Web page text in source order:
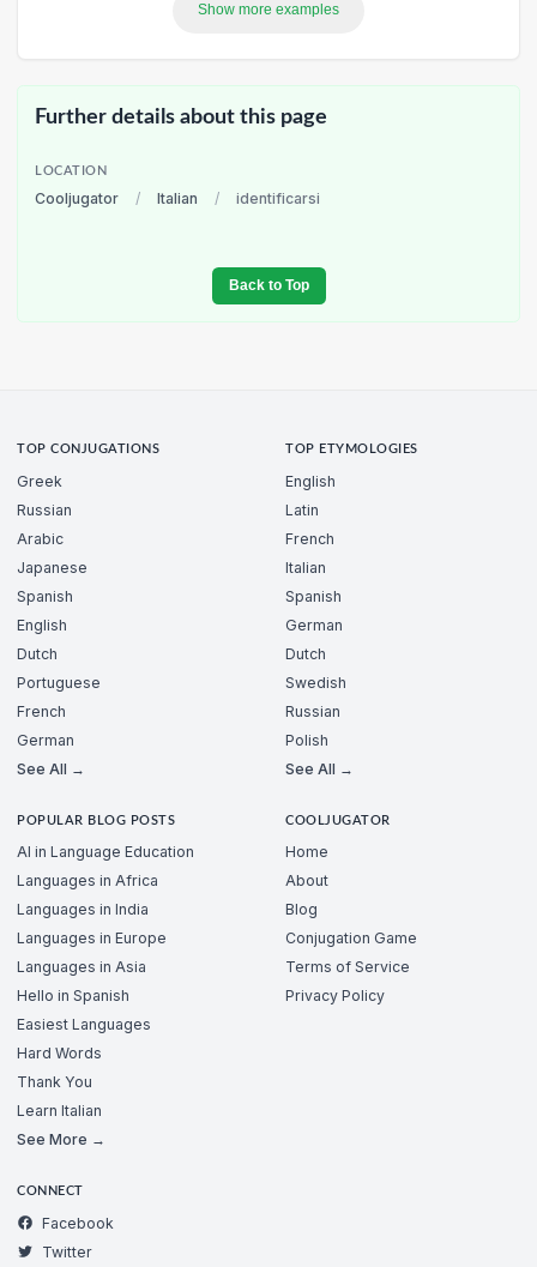
Show more examples
Further details about this page
LOCATION
Cooljugator / Italian / identificarsi
Back to Top
TOP CONJUGATIONS
Greek
Russian
Arabic
Japanese
Spanish
English
Dutch
Portuguese
French
German
See All →
TOP ETYMOLOGIES
English
Latin
French
Italian
Spanish
German
Dutch
Swedish
Russian
Polish
See All →
POPULAR BLOG POSTS
AI in Language Education
Languages in Africa
Languages in India
Languages in Europe
Languages in Asia
Hello in Spanish
Easiest Languages
Hard Words
Thank You
Learn Italian
See More →
COOLJUGATOR
Home
About
Blog
Conjugation Game
Terms of Service
Privacy Policy
CONNECT
Facebook
Twitter